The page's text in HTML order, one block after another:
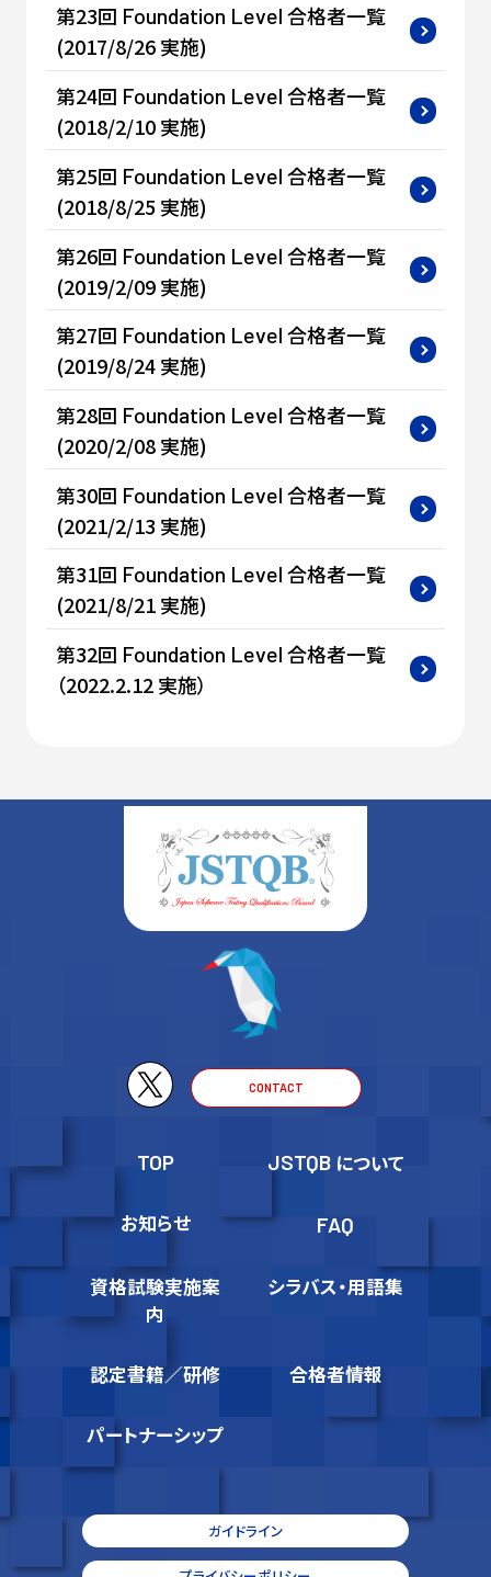
第23回 Foundation Level 合格者一覧
(2017/8/26 実施)
第24回 Foundation Level 合格者一覧
(2018/2/10 実施)
第25回 Foundation Level 合格者一覧
(2018/8/25 実施)
第26回 Foundation Level 合格者一覧
(2019/2/09 実施)
第27回 Foundation Level 合格者一覧
(2019/8/24 実施)
第28回 Foundation Level 合格者一覧
(2020/2/08 実施)
第30回 Foundation Level 合格者一覧
(2021/2/13 実施)
第31回 Foundation Level 合格者一覧
(2021/8/21 実施)
第32回 Foundation Level 合格者一覧
（2022.2.12 実施）
CONTACT
TOP JSTQB について
お知らせ FAQ
資格試験実施案
内
シラバス・用語集
認定書籍／研修 合格者情報
パートナーシップ
ガイドライン